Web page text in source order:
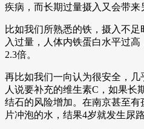
疾病，而长期过量摄入又会带来
比如我们所熟悉的铁，摄入不
入过量，人体内铁蛋白水平过
2.3倍。
再比如我们一向认为很安全，
人说要补充的维生素C，如果长
结石的风险增加。在南京甚至
片冲泡的水，结果4岁就发生尿